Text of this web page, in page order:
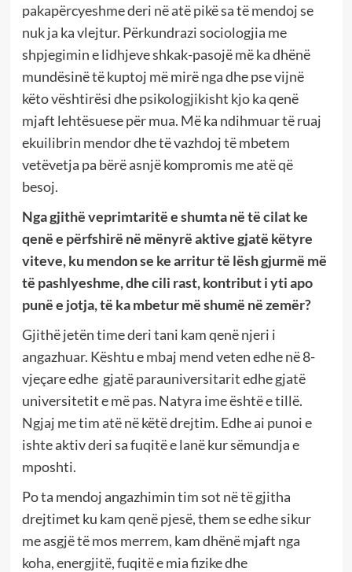
pakapërcyeshme deri në atë pikë sa të mendoj se
nuk ja ka vlejtur. Përkundrazi sociologjia me
shpjegimin e lidhjeve shkak-pasojë më ka dhënë
mundësinë të kuptoj më mirë nga dhe pse vijnë
këto vështirësi dhe psikologjikisht kjo ka qenë
mjaft lehtësuese për mua. Më ka ndihmuar të ruaj
ekuilibrin mendor dhe të vazhdoj të mbetem
vetëvetja pa bërë asnjë kompromis me atë që
besoj.
Nga gjithë veprimtaritë e shumta në të cilat ke
qenë e përfshirë në mënyrë aktive gjatë këtyre
viteve, ku mendon se ke arritur të lësh gjurmë më
të pashlyeshme, dhe cili rast, kontribut i yti apo
punë e jotja, të ka mbetur më shumë në zemër?
Gjithë jetën time deri tani kam qenë njeri i
angazhuar. Kështu e mbaj mend veten edhe në 8-
vjeçare edhe gjatë parauniversitarit edhe gjatë
universitetit e më pas. Natyra ime është e tillë.
Ngjaj me tim atë në këtë drejtim. Edhe ai punoi e
ishte aktiv deri sa fuqitë e lanë kur sëmundja e
mposhti.
Po ta mendoj angazhimin tim sot në të gjitha
drejtimet ku kam qenë pjesë, them se edhe sikur
me asgjë të mos merrem, kam dhënë mjaft nga
koha, energjitë, fuqitë e mia fizike dhe